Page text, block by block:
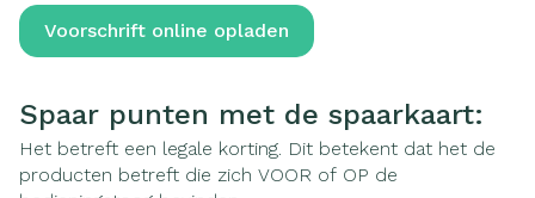
Voorschrift online opladen
Spaar punten met de spaarkaart:
Het betreft een legale korting. Dit betekent dat het de
producten betreft die zich VOOR of OP de